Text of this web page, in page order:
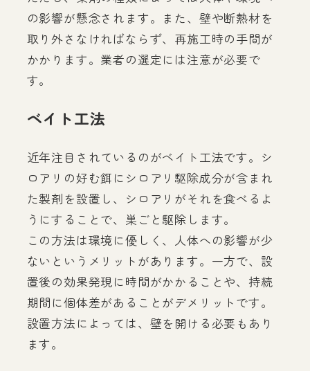
の影響が懸念されます。また、壁や断熱材を
取り外さなければならず、再施工時の手間が
かかります。業者の選定には注意が必要で
す。
ベイト工法
近年注目されているのがベイト工法です。シ
ロアリの好む餌にシロアリ駆除成分が含まれ
た製剤を設置し、シロアリがそれを食べるよ
うにすることで、巣ごと駆除します。
この方法は環境に優しく、人体への影響が少
ないというメリットがあります。一方で、設
置後の効果発現に時間がかかることや、持続
期間に個体差があることがデメリットです。
設置方法によっては、壁を開ける必要もあり
ます。